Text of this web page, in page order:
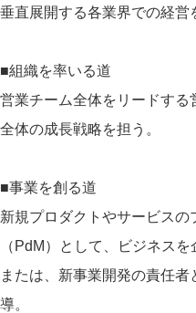
垂直展開する各業界での経営
■組織を率いる道
営業チーム全体をリードす
全体の成長戦略を担う。
■事業を創る道
新規プロダクトやサービスの
（PdM）として、ビジネスを
または、新事業開発の責任
導。